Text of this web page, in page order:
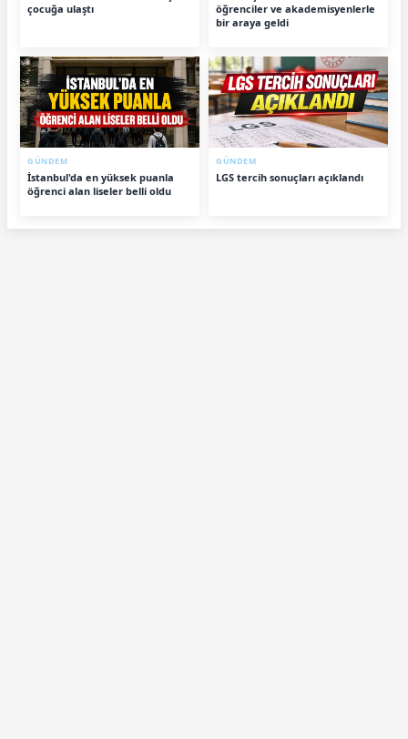
çocuğa ulaştı
öğrenciler ve akademisyenlerle
bir araya geldi
GÜNDEM
İstanbul'da en yüksek puanla
öğrenci alan liseler belli oldu
GÜNDEM
LGS tercih sonuçları açıklandı